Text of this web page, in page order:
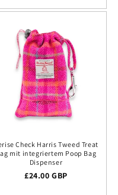
Check Harris Tweed Treat
mit integriertem Poop Bag
Dispenser
Regulärer Preis
£24.00 GBP